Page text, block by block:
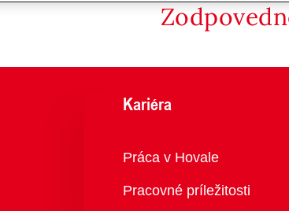
Kariéra
Prehľad
Práca v Hovale
Pracovné príležitosti